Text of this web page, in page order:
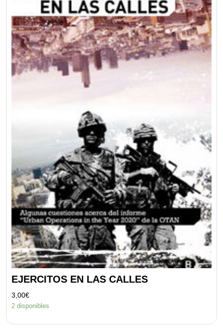
EJERCITOS EN LAS CALLES
3,00€
2 disponibles